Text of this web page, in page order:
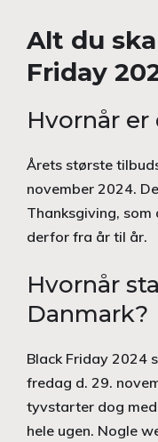
Alt du
Friday
Hvornår
Årets største
november 2024.
Thanksgiving,
derfor fra år til år.
Hvornår
Danmark?
Black Friday 2024
fredag d. 29.
tyvstarter dog
hele ugen. Nogle